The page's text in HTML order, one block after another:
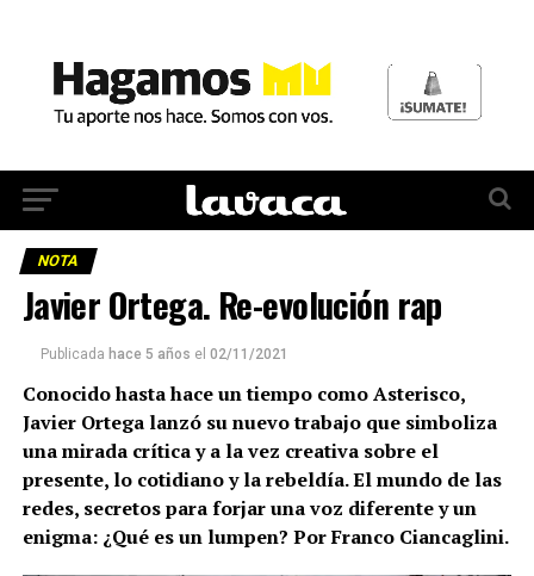
NOTA
Javier Ortega. Re-evolución rap
Publicada hace 5 años el 02/11/2021
Conocido hasta hace un tiempo como Asterisco,
Javier Ortega lanzó su nuevo trabajo que simboliza
una mirada crítica y a la vez creativa sobre el
presente, lo cotidiano y la rebeldía. El mundo de las
redes, secretos para forjar una voz diferente y un
enigma: ¿Qué es un lumpen? Por Franco Ciancaglini.